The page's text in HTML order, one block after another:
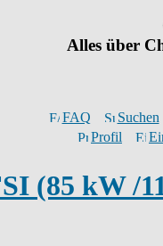
Alles über
FAQ Suchen
Profil
(85 kW /